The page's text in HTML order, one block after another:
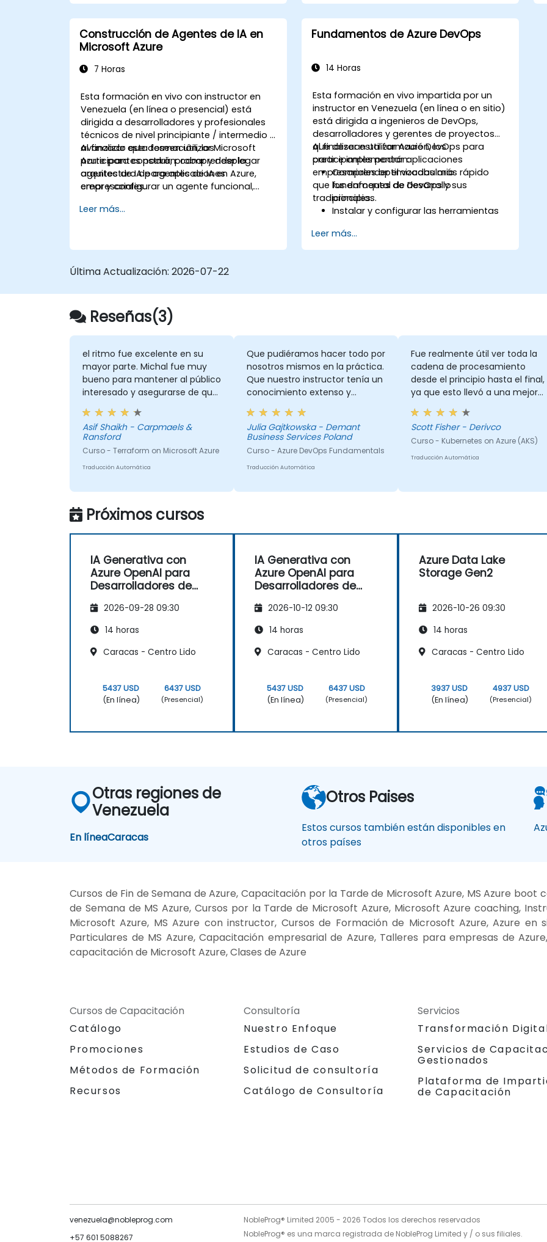
utilizando Azure Synapse.
Dominar las técnicas para ingerir,
transformar y cargar datos (ETL)
desde varias fuentes en Azure
Synapse.
Optimizar el rendimiento de las
integrar Azure Synapse con Power BI y
otras herramientas para visualizar
datos y compartir conocimientos.
Integrar Azure Data Lake Storage Gen2
con otros servicios de Azure para
análisis y procesamiento de datos.
Desarrollar soluciones utilizando la API
Solucionar problemas comunes y
almacenamiento.
Construcción de Agentes de IA en
Microsoft Azure
7 Horas
Esta formación en vivo con instructor en
Venezuela (en línea o presencial) está
dirigida a desarrolladores y profesionales
técnicos de nivel principiante / intermedio /
avanzado que deseen utilizar Microsoft
Azure para construir, probar y desplegar
agentes de IA para aplicaciones
empresariales.
Al finalizar esta formación, los
participantes podrán: comprender la
arquitectura de agentes de IA en Azure,
crear y configurar un agente funcional,
conocimiento empresarial, evaluar y
Leer más...
Fundamentos de Azure DevOps
14 Horas
Esta formación en vivo impartida por un
instructor en Venezuela (en línea o en sitio)
está dirigida a ingenieros de DevOps,
desarrolladores y gerentes de proyectos
que desean utilizar Azure DevOps para
crear e implementar aplicaciones
empresariales optimizadas más rápido
que los enfoques de desarrollo
tradicionales.
Al finalizar esta formación, los
participantes podrán:
Comprender el vocabulario
fundamental de DevOps y sus
principios.
Instalar y configurar las herramientas
desarrollo de software.
Utilizar las herramientas y servicios de
Gestionar equipos con mayor
eficiencia y acelerar el tiempo de
implementación del software.
Adoptar prácticas de desarrollo
DevOps dentro de la organización.
Leer más...
Última Actualización: 2026-07-22
Reseñas(3)
el ritmo fue excelente en su
mayor parte. Michal fue muy
bueno para mantener al público
interesado y asegurarse de que
todos siguieran el ritmo en su
mayor parte
Asif Shaikh - Carpmaels &
Ransford
Curso - Terraform on Microsoft Azure
Traducción Automática
Que pudiéramos hacer todo por
nosotros mismos en la práctica.
Que nuestro instructor tenía un
conocimiento extenso y
podíamos preguntarle cualquier
cosa, y siempre tenía la
respuesta. Que adquirí
habilidades útiles para los
desarrolladores.
Julia Gajtkowska - Demant
Business Services Poland
Curso - Azure DevOps Fundamentals
Traducción Automática
Fue realmente útil ver toda la
cadena de procesamiento
desde el principio hasta el final,
ya que esto llevó a una mejor
comprensión de cómo utilizar
tecnología, algo que no se
obtendría al centrarse solo en
algunas partes diferentes fuera
de contexto.
Scott Fisher - Derivco
Curso - Kubernetes on Azure (AKS)
Traducción Automática
Próximos cursos
IA Generativa con
Azure OpenAI para
Desarrolladores de
2026-09-28 09:30
14 horas
Caracas - Centro Lido
5437 USD
(En línea)
6437 USD
(Presencial)
IA Generativa con
Azure OpenAI para
Desarrolladores de
2026-10-12 09:30
14 horas
Caracas - Centro Lido
5437 USD
(En línea)
6437 USD
(Presencial)
Azure Data Lake
Storage Gen2
2026-10-26 09:30
14 horas
Caracas - Centro Lido
3937 USD
(En línea)
4937 USD
(Presencial)
Otras regiones de
Venezuela
En líneaCaracas
Otros Paises
Estos cursos también están disponibles en
otros países
Cursos de Fin de Semana de Azure, Capacitación por la Tarde de Microsoft Azure, MS Azure boot
de Semana de MS Azure, Cursos por la Tarde de Microsoft Azure, Microsoft Azure coaching,
Microsoft Azure, MS Azure con instructor, Cursos de Formación de Microsoft Azure, Azure en
Particulares de MS Azure, Capacitación empresarial de Azure, Talleres para empresas de
capacitación de Microsoft Azure, Clases de Azure
Cursos de Capacitación
Catálogo
Promociones
Métodos de Formación
Recursos
Consultoría
Nuestro Enfoque
Estudios de Caso
Solicitud de consultoría
Catálogo de Consultoría
Servicios
Transformación
Servicios de
Gestionados
Plataforma de
de Capacitación
venezuela@nobleprog.com
+57 601 5088267
NobleProg® Limited 2005 - 2026 Todos los derechos reservados
NobleProg® es una marca registrada de NobleProg Limited y / o sus filiales.